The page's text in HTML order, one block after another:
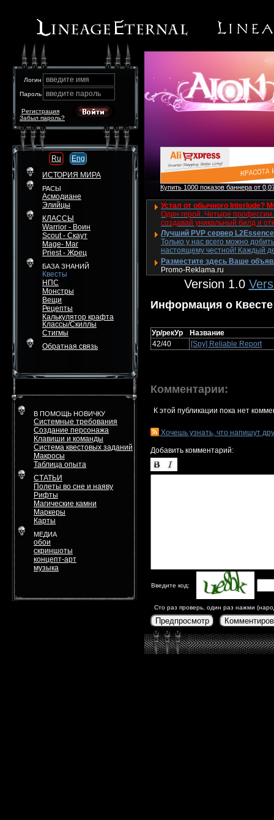
Логин введите имя
Пароль введите пароль
Забыл пароль?
Регистрация
Ru
Eng
ИСТОРИЯ МИРА
РАСЫ
Асмодиане
Элийцы
КЛАССЫ
Warrior - Воин
Scout - Скаут
Mage- Маг
Priest - Жрец
БАЗА ЗНАНИЙ
Квесты
НПС
Монстры
Вещи
Рецепты
Калькулятор крафта
Классы/Скиллы
Стигмы
Обратная связь
В ПОМОЩЬ НОВИЧКУ
Системные требования
Создание персонажа
Клавиши и команды
Система квестовых заданий
Макросы
Таблица опыта
СТАТЬИ
Полеты во сне и наяву
Рифты
Магические камни
Маркеры
Карты
МЕДИА
обои
скриншоты
концепт-арт
музыка
Купить 1000 показов баннера от
Устал от обычного Interlude?
Один герой. Четыре
создавай уникальный билд и
Лучший PVP сервер
Только у нас всего можно
настоящему честной! Каждый
Разместите здесь Ваше
Promo-Reklama.ru
Version 1.0
Информация о Квесте
Ур/рекУр
Название
42/40
[Spy] Reliable Report
Комментарии:
К этой публикации пока нет
Хочешь узнать, что напишут
Добавить комментарий:
Введите код:
Сто раз проверь, один раз нажми
Предпросмотр